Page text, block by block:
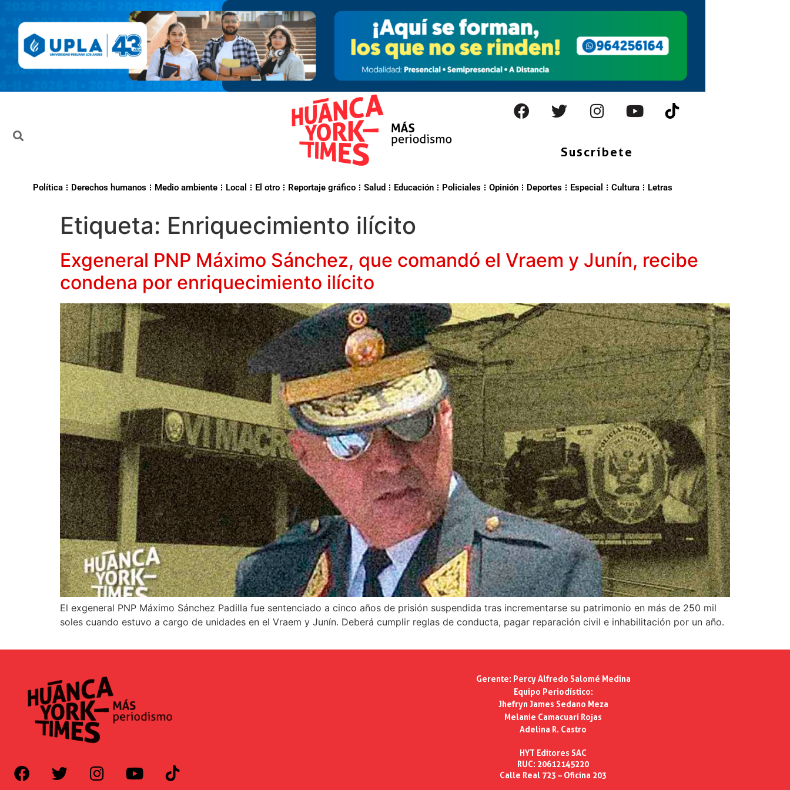
Suscríbete
Política Derechos humanos Medio ambiente Local El otro Reportaje gráfico Salud Educación Policiales Opinión Deportes Especial Cultura Letras
Etiqueta: Enriquecimiento ilícito
Exgeneral PNP Máximo Sánchez, que comandó el Vraem y Junín, recibe
condena por enriquecimiento ilícito
El exgeneral PNP Máximo Sánchez Padilla fue sentenciado a cinco años de prisión suspendida tras incrementarse su patrimonio en más de 250 mil
soles cuando estuvo a cargo de unidades en el Vraem y Junín. Deberá cumplir reglas de conducta, pagar reparación civil e inhabilitación por un año.
Gerente: Percy Alfredo Salomé Medina
Equipo Periodístico:
Jhefryn James Sedano Meza
Melanie Camacuari Rojas
Adelina R. Castro
HYT Editores SAC
RUC: 20612145220
Calle Real 723 – Oficina 203